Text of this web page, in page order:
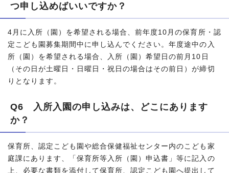
つ申し込めばいいですか？
4月に入所（園）を希望される場合、前年度10月の保育所・認
定こども園募集期間中に申し込んでください。年度途中の入
所（園）を希望される場合、入所（園）希望日の前月10日
（その日が土曜日・日曜日・祝日の場合はその前日）が締切
りとなります。
Q6 入所入園の申し込みは、どこにあります
か？
保育所、認定こども園や総合保健福祉センター内のこども家
庭課にあります、「保育所等入所（園）申込書」等に記入の
上、必要な書類を添付して保育所、認定こども園へ提出して